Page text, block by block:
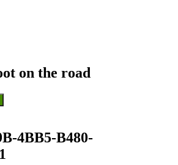
on the road
4BB5-B480-